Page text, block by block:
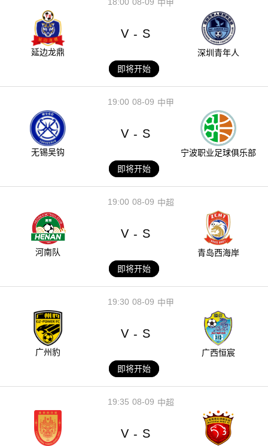
中甲
延边龙鼎
V - S
深圳青年人
即将开始
08-09
19:00 中甲
无锡吴钩
V - S
宁波职业足球俱乐部
即将开始
08-09
19:00 中超
河南队
V - S
青岛西海岸
即将开始
08-09
19:30 中甲
广州豹
V - S
广西恒宸
即将开始
08-09
19:35 中超
V - S